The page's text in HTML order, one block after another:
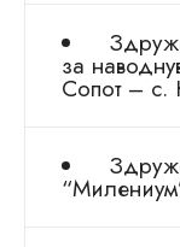
за
Сопот – с.